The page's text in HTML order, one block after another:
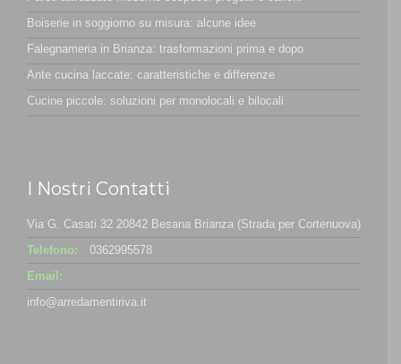
Boiserie in soggiorno su misura: alcune idee
Falegnameria in Brianza: trasformazioni prima e dopo
Ante cucina laccate: caratteristiche e differenze
Cucine piccole: soluzioni per monolocali e bilocali
I Nostri Contatti
Via G. Casati 32 20842 Besana Brianza (Strada per Cortenuova)
Telefono:
0362995578
Email:
info@arredamentiriva.it